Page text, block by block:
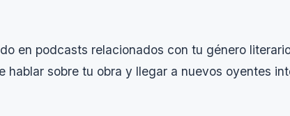
en podcasts relacionados con tu género
sobre tu obra y llegar a nuevos oyentes